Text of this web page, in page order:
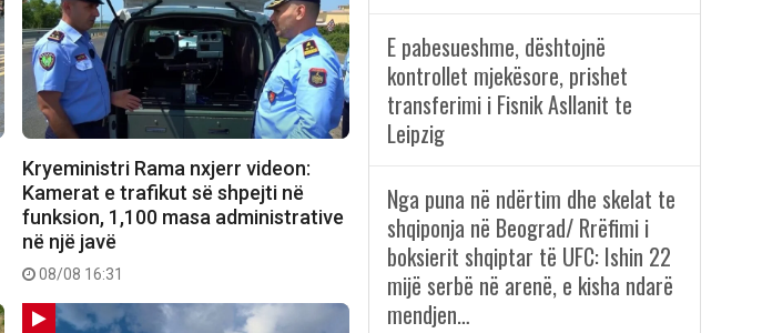
Kryeministri Rama nxjerr videon:
Kamerat e trafikut së shpejti në
funksion, 1,100 masa administrative
në një javë
08/08 16:31
E pabesueshme, dështojnë
kontrollet mjekësore, prishet
transferimi i Fisnik Asllanit te
Leipzig
Nga puna në ndërtim dhe skelat te
shqiponja në Beograd/ Rrëfimi i
boksierit shqiptar të UFC: Ishin 22
mijë serbë në arenë, e kisha ndarë
mendjen…